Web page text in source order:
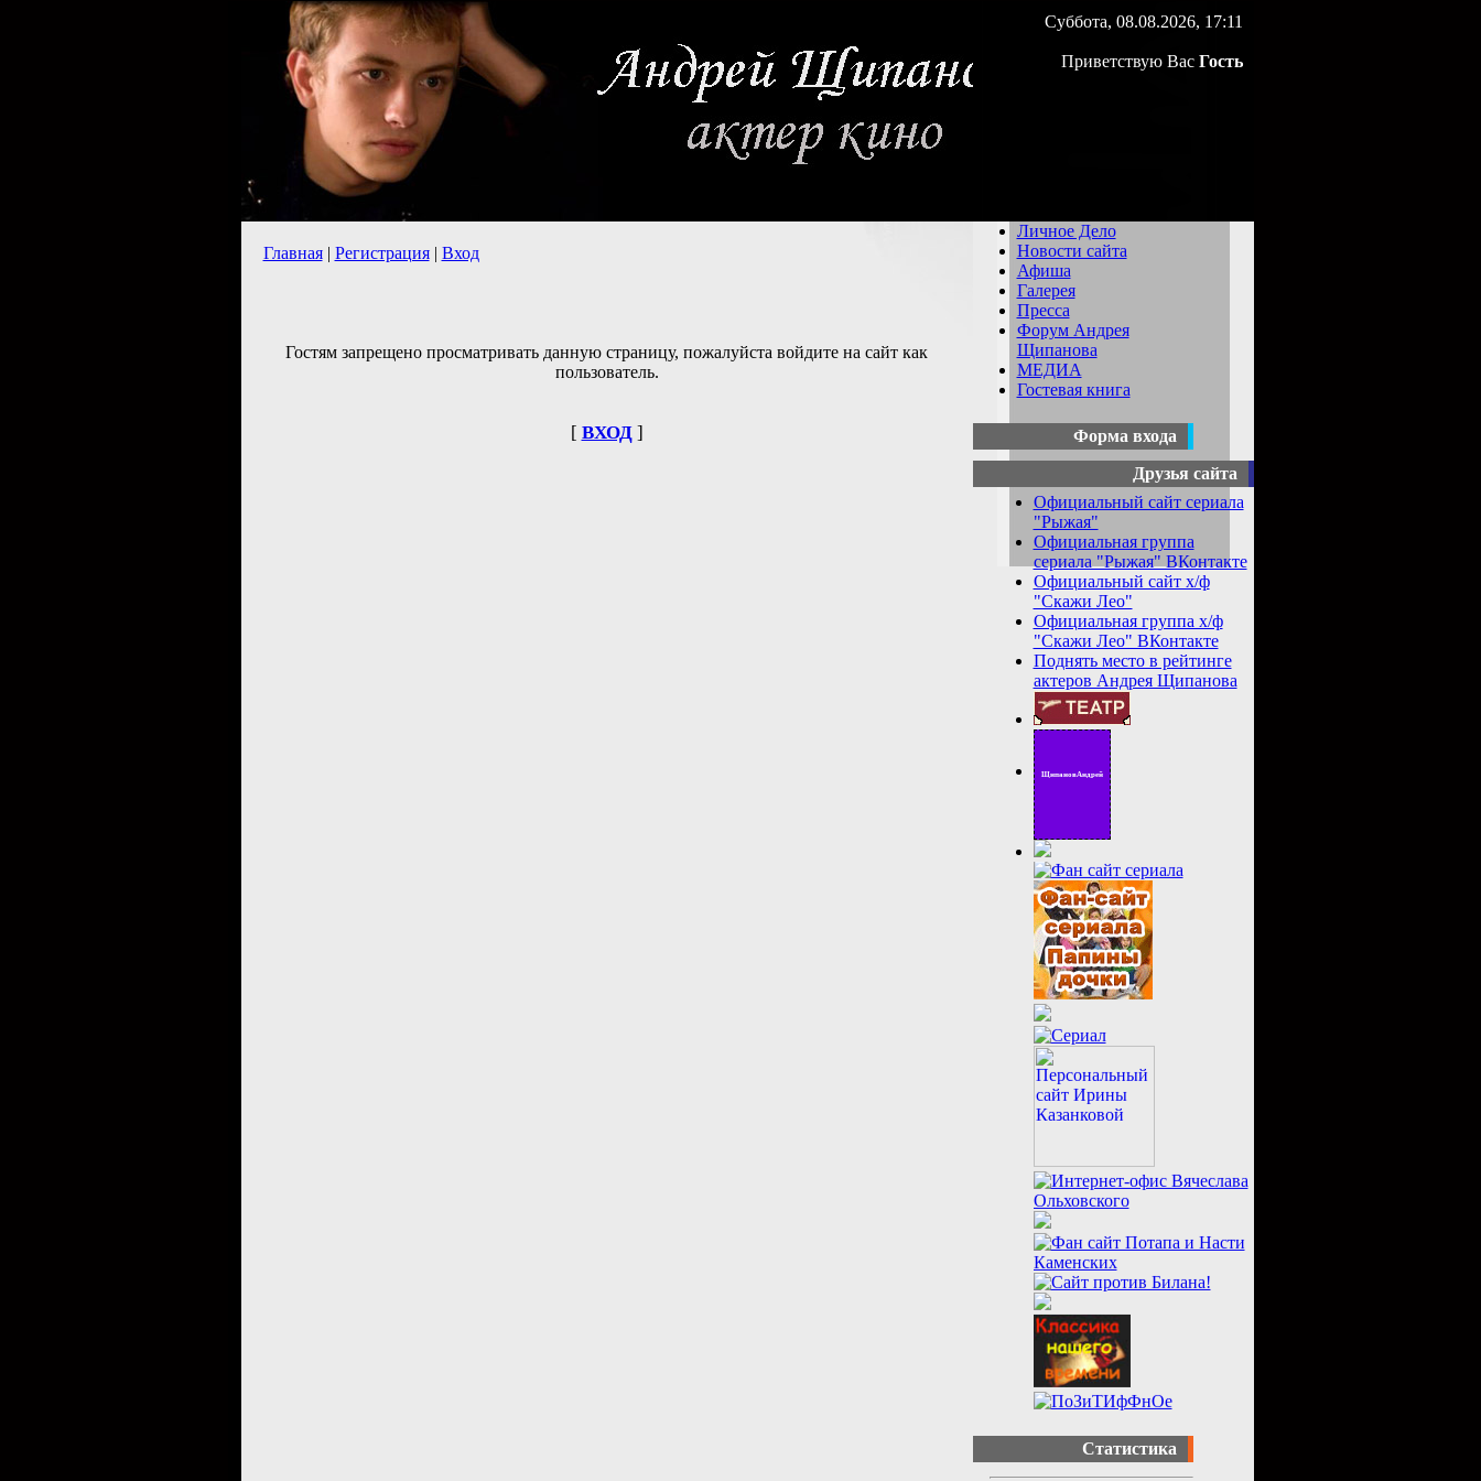
Суббота, 08.08.2026, 17:11
Приветствую Вас Гость
Главная| Регистрация| Вход
Гостям запрещено просматривать данную страницу, пожалуйста войдите на сайт как
пользователь.
[ ВХОД]
Личное Дело
Новости сайта
Афиша
Галерея
Пресса
Форум Андрея
Щипанова
МЕДИА
Гостевая книга
Форма входа
Друзья сайта
Официальный сайт сериала
"Рыжая"
Официальная группа
сериала "Рыжая" ВКонтакте
Официальный сайт х/ф
"Скажи Лео"
Официальная группа х/ф
"Скажи Лео" ВКонтакте
Поднять место в рейтинге
актеров Андрея Щипанова
Статистика